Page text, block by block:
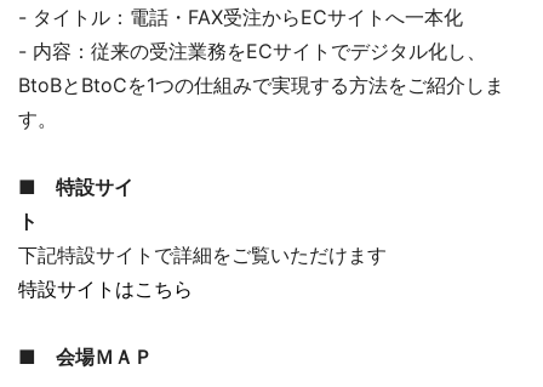
- タイトル：電話・FAX受注からECサイトへ一本化
- 内容：従来の受注業務をECサイトでデジタル化し、
BtoBとBtoCを1つの仕組みで実現する方法をご紹介しま
す。
■ 特設サイ
ト
下記特設サイトで詳細をご覧いただけます
特設サイトはこちら
■ 会場ＭＡＰ